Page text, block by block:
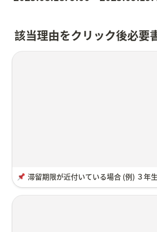
滞留期限が近付いている場合 (例) ３年